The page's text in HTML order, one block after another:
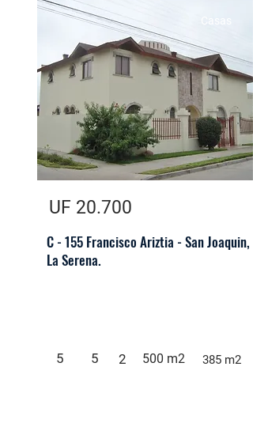
Casas
UF 20.700
C - 155 Francisco Ariztia - San Joaquin,
La Serena.
5 5 2 500 m2 385 m2